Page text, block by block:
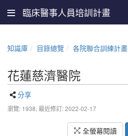
臨床醫事人員培訓計畫
知識庫 目錄總覽 各院聯合訓練計畫
花蓮慈濟醫院
分享
瀏覽: 1938, 最近修訂: 2022-02-17
全螢幕閱讀